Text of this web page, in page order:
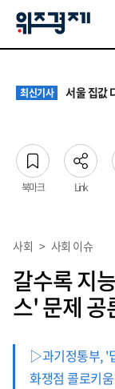
최신기사 서울 집값
최신기사 원·하청 교
최신기사 청소년 혐
북마크 Link
사회 > 사회 이슈
갈수록 지
스' 문제 공
▷과기정통부, '
화쟁점 콜로키